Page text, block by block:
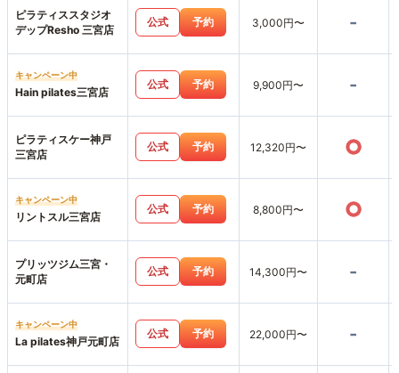
ピラティススタジオ
デップResho 三宮店
公式 予約 3,000円〜 -
キャンペーン中
Hain pilates三宮店
公式 予約 9,900円〜 -
ピラティスケー神戸
三宮店
公式 予約 12,320円〜 ○
キャンペーン中
リントスル三宮店
公式 予約 8,800円〜 ○
プリッツジム三宮・
元町店
公式 予約 14,300円〜 -
キャンペーン中
La pilates神戸元町店
公式 予約 22,000円〜 -